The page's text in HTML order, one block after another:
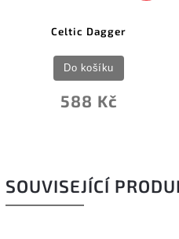
Celtic Dagger
588 Kč
Do košíku
SOUVISEJÍCÍ